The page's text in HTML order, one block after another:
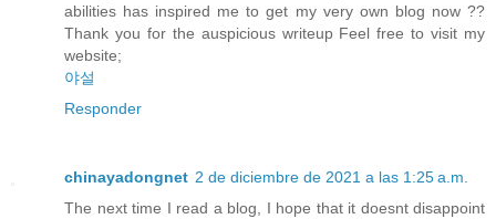
abilities has inspired me to get my very own blog now ??
Thank you for the auspicious writeup Feel free to visit my
website;
야설
Responder
chinayadongnet 2 de diciembre de 2021 a las 1:25 a.m.
The next time I read a blog, I hope that it doesnt disappoint